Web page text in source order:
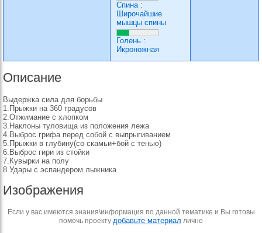
Спина:
Широчайшие
мышцы спины
Голень :
Икроножная
Описание
Выдержка сила для борьбы
1.Прыжки на 360 градусов
2.Отжимание с хлопком
3.Наклоны туловища из положения лежа
4.Выброс грифа перед собой с выпрыгиванием
5.Прыжки в глубину(со скамьи+бой с тенью)
6.Выброс гири из стойки
7.Кувырки на полу
8.Удары с эспандером лыжника
Изображения
Если у вас имеются знания\информация по данной тематике и Вы готовы
помочь проекту добавьте материал лично